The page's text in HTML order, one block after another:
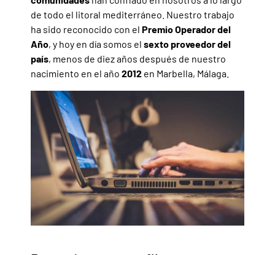
de todo el litoral mediterráneo. Nuestro trabajo
ha sido reconocido con el Premio Operador del
Año, y hoy en día somos el sexto proveedor del
país, menos de diez años después de nuestro
nacimiento en el año 2012 en Marbella, Málaga.